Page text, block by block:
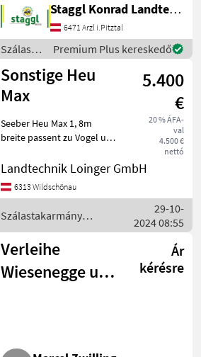
65cm für angenehmes
Wenden und optimales
Handling Breite
Förderband: 40cm Antrie
Staggl Konrad Landtechnik Oberland
6471 Arzl i.Pitztal
Szálastakarmány
betakarítók
/
Sonstige
Premium Plus kereskedő
Sonstige Heu
Max
5.400
€
20 % ÁFA-
val
4.500 €
nettó
Seeber Heu Max 1, 8m
breite passent zu Vogel und
Szálastakarmány
betakarítók Hegyi gépesítés
Landtechnik Loinger GmbH
6313 Wildschönau
Szálastakarmány
betakarítók / Sonstige
29-10-
2024 08:55
Verleihe
Wiesenegge und
Ár
kérésre